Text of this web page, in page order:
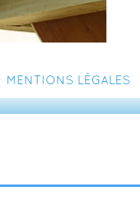
Mentions légales